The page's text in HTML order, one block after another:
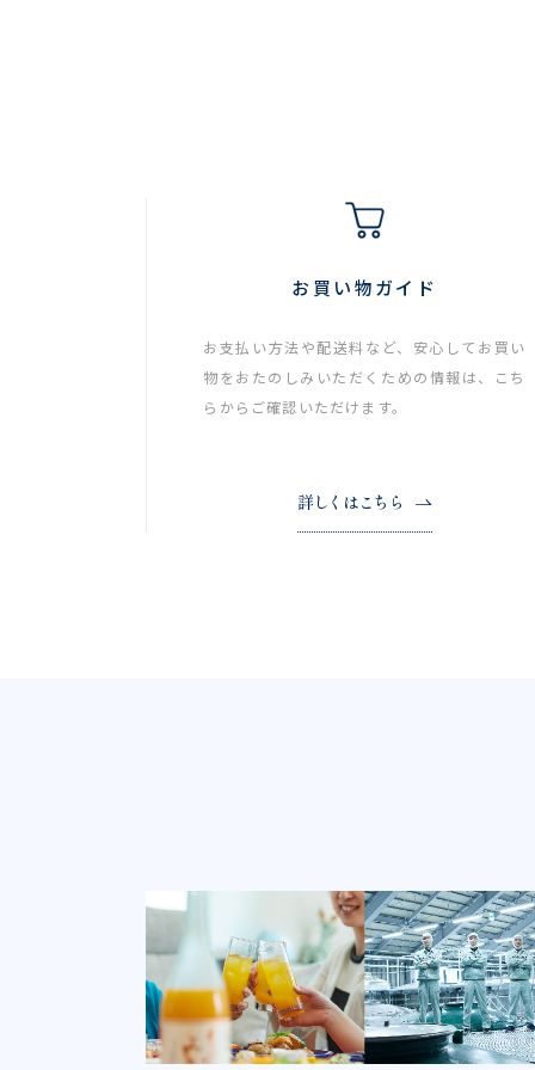
お買い物ガイド
お支払い方法や配送料など、安心してお買い
物をおたのしみいただくための情報は、こち
らからご確認いただけます。
詳しくはこちら